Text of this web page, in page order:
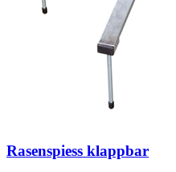
Rasenspiess klappbar